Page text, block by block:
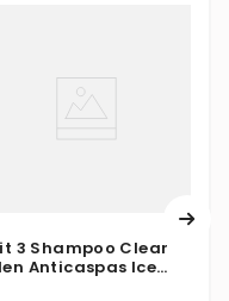
3 Shampoo Clear
Anticaspas Ice